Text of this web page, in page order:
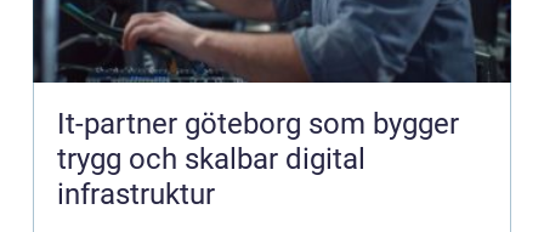
It-partner göteborg som bygger
trygg och skalbar digital
infrastruktur